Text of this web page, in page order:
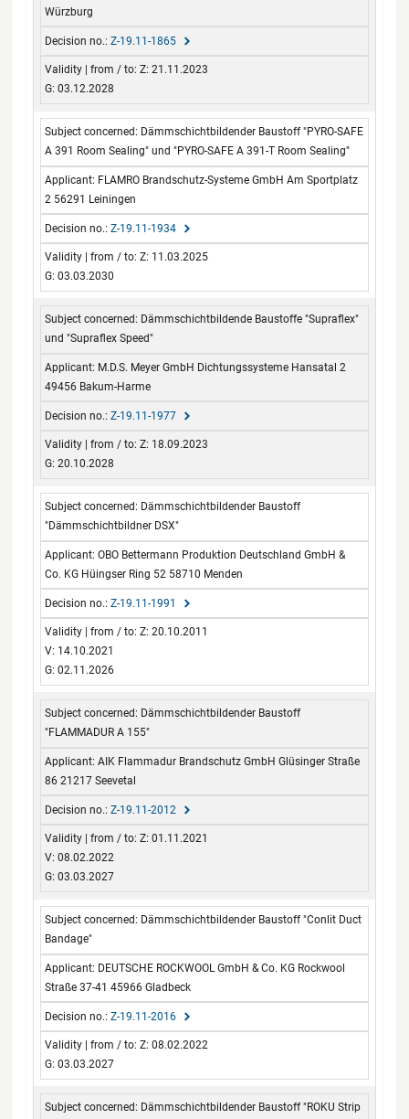
Würzburg
Z-19.11-1865
Z: 21.11.2023
G: 03.12.2028
Dämmschichtbildender Baustoff "PYRO-SAFE
A 391 Room Sealing" und "PYRO-SAFE A 391-T Room Sealing"
FLAMRO Brandschutz-Systeme GmbH Am Sportplatz
2 56291 Leiningen
Z-19.11-1934
Z: 11.03.2025
G: 03.03.2030
Dämmschichtbildende Baustoffe "Supraflex"
und "Supraflex Speed"
M.D.S. Meyer GmbH Dichtungssysteme Hansatal 2
49456 Bakum-Harme
Z-19.11-1977
Z: 18.09.2023
G: 20.10.2028
Dämmschichtbildender Baustoff
"Dämmschichtbildner DSX"
OBO Bettermann Produktion Deutschland GmbH &
Co. KG Hüingser Ring 52 58710 Menden
Z-19.11-1991
Z: 20.10.2011
V: 14.10.2021
G: 02.11.2026
Dämmschichtbildender Baustoff
"FLAMMADUR A 155"
AIK Flammadur Brandschutz GmbH Glüsinger Straße
86 21217 Seevetal
Z-19.11-2012
Z: 01.11.2021
V: 08.02.2022
G: 03.03.2027
Dämmschichtbildender Baustoff "Conlit Duct
Bandage"
DEUTSCHE ROCKWOOL GmbH & Co. KG Rockwool
Straße 37-41 45966 Gladbeck
Z-19.11-2016
Z: 08.02.2022
G: 03.03.2027
Dämmschichtbildender Baustoff "ROKU Strip